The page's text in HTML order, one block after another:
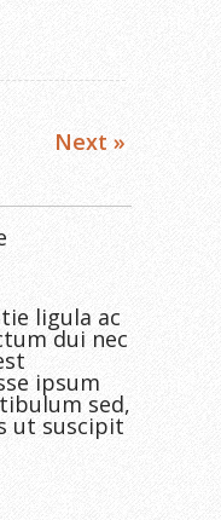
Next »
ligula ac
dui nec
ipsum
sed,
ut suscipit